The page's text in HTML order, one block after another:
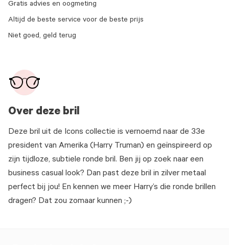
Over deze bril
Deze bril uit de Icons collectie is vernoemd naar de 33e
president van Amerika (Harry Truman) en geïnspireerd op
zijn tijdloze, subtiele ronde bril. Ben jij op zoek naar een
business casual look? Dan past deze bril in zilver metaal
perfect bij jou! En kennen we meer Harry’s die ronde brillen
dragen? Dat zou zomaar kunnen ;-)
Gratis advies en oogmeting
Altijd de beste service voor de beste prijs
Niet goed, geld terug